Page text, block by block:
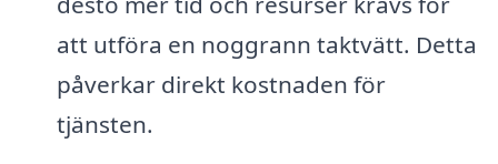
att utföra en noggrann taktvätt. Detta
påverkar direkt kostnaden för
tjänsten.